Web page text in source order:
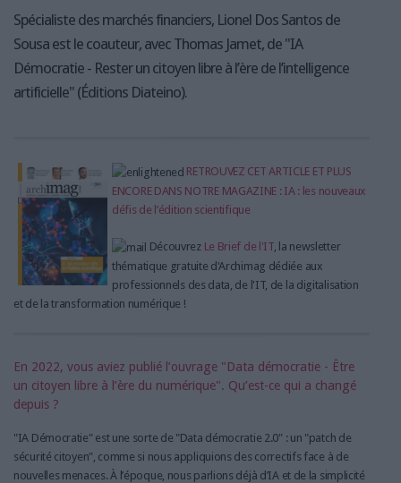
Spécialiste des marchés financiers, Lionel Dos Santos de
Sousa est le coauteur, avec Thomas Jamet, de "IA
Démocratie - Rester un citoyen libre à l’ère de l’intelligence
artificielle" (Éditions Diateino).
RETROUVEZ CET ARTICLE ET PLUS
ENCORE DANS NOTRE MAGAZINE : IA : les nouveaux
défis de l’édition scientifique
Découvrez Le Brief de l'IT, la newsletter
thématique gratuite d'Archimag dédiée aux
professionnels des data, de l'IT, de la digitalisation
et de la transformation numérique !
En 2022, vous aviez publié l’ouvrage "Data démocratie - Être
un citoyen libre à l’ère du numérique". Qu’est-ce qui a changé
depuis ?
"IA Démocratie" est une sorte de "Data démocratie 2.0" : un "patch de
sécurité citoyen", comme si nous appliquions des correctifs face à de
nouvelles menaces. À l’époque, nous parlions déjà d’IA et de la simplicité